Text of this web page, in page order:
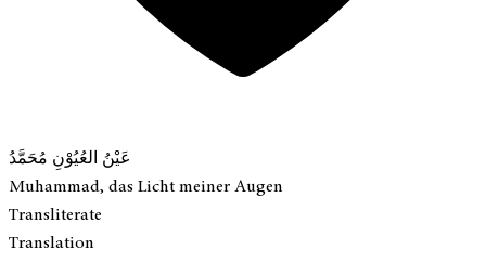
عَيْنُ العُيُوْنِ مُحَمَّدُ
Muhammad, das Licht meiner Augen
Transliterate
Translation